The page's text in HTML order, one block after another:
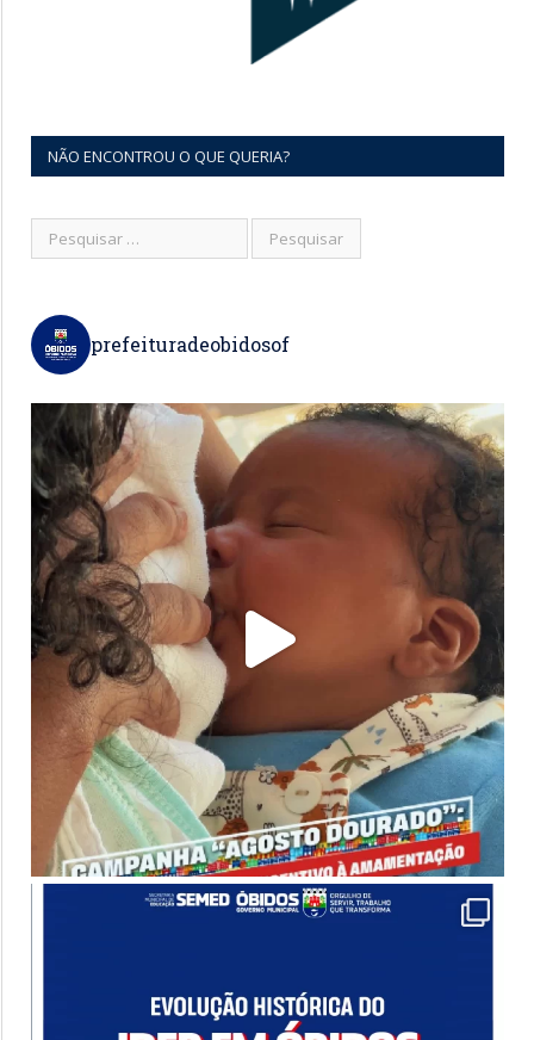
NÃO ENCONTROU O QUE QUERIA?
prefeituradeobidosof